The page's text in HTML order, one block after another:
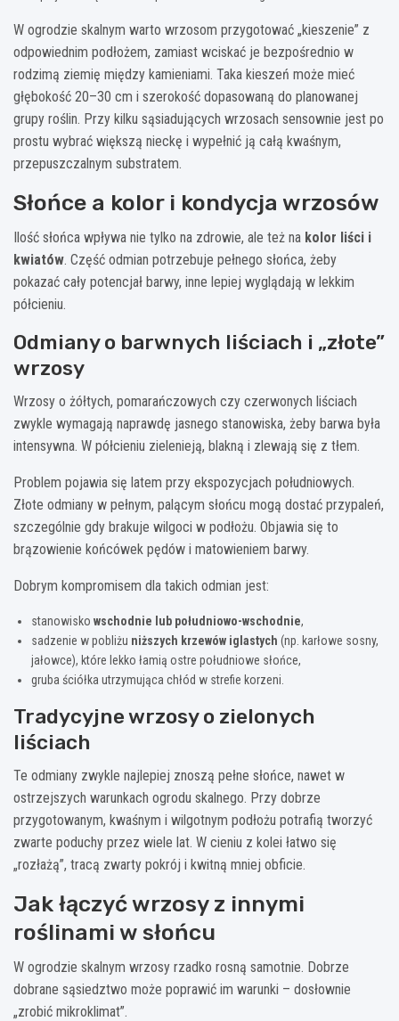
W ogrodzie skalnym warto wrzosom przygotować „kieszenie” z
odpowiednim podłożem, zamiast wciskać je bezpośrednio w
rodzimą ziemię między kamieniami. Taka kieszeń może mieć
głębokość 20–30 cm i szerokość dopasowaną do planowanej
grupy roślin. Przy kilku sąsiadujących wrzosach sensownie jest po
prostu wybrać większą nieckę i wypełnić ją całą kwaśnym,
przepuszczalnym substratem.
Słońce a kolor i kondycja wrzosów
Ilość słońca wpływa nie tylko na zdrowie, ale też na kolor liści i
kwiatów. Część odmian potrzebuje pełnego słońca, żeby
pokazać cały potencjał barwy, inne lepiej wyglądają w lekkim
półcieniu.
Odmiany o barwnych liściach i „złote”
wrzosy
Wrzosy o żółtych, pomarańczowych czy czerwonych liściach
zwykle wymagają naprawdę jasnego stanowiska, żeby barwa była
intensywna. W półcieniu zielenieją, blakną i zlewają się z tłem.
Problem pojawia się latem przy ekspozycjach południowych.
Złote odmiany w pełnym, palącym słońcu mogą dostać przypaleń,
szczególnie gdy brakuje wilgoci w podłożu. Objawia się to
brązowienie końcówek pędów i matowieniem barwy.
Dobrym kompromisem dla takich odmian jest:
stanowisko wschodnie lub południowo-wschodnie,
sadzenie w pobliżu niższych krzewów iglastych (np. karłowe sosny,
jałowce), które lekko łamią ostre południowe słońce,
gruba ściółka utrzymująca chłód w strefie korzeni.
Tradycyjne wrzosy o zielonych
liściach
Te odmiany zwykle najlepiej znoszą pełne słońce, nawet w
ostrzejszych warunkach ogrodu skalnego. Przy dobrze
przygotowanym, kwaśnym i wilgotnym podłożu potrafią tworzyć
zwarte poduchy przez wiele lat. W cieniu z kolei łatwo się
„rozłażą”, tracą zwarty pokrój i kwitną mniej obficie.
Jak łączyć wrzosy z innymi
roślinami w słońcu
W ogrodzie skalnym wrzosy rzadko rosną samotnie. Dobrze
dobrane sąsiedztwo może poprawić im warunki – dosłownie
„zrobić mikroklimat”.